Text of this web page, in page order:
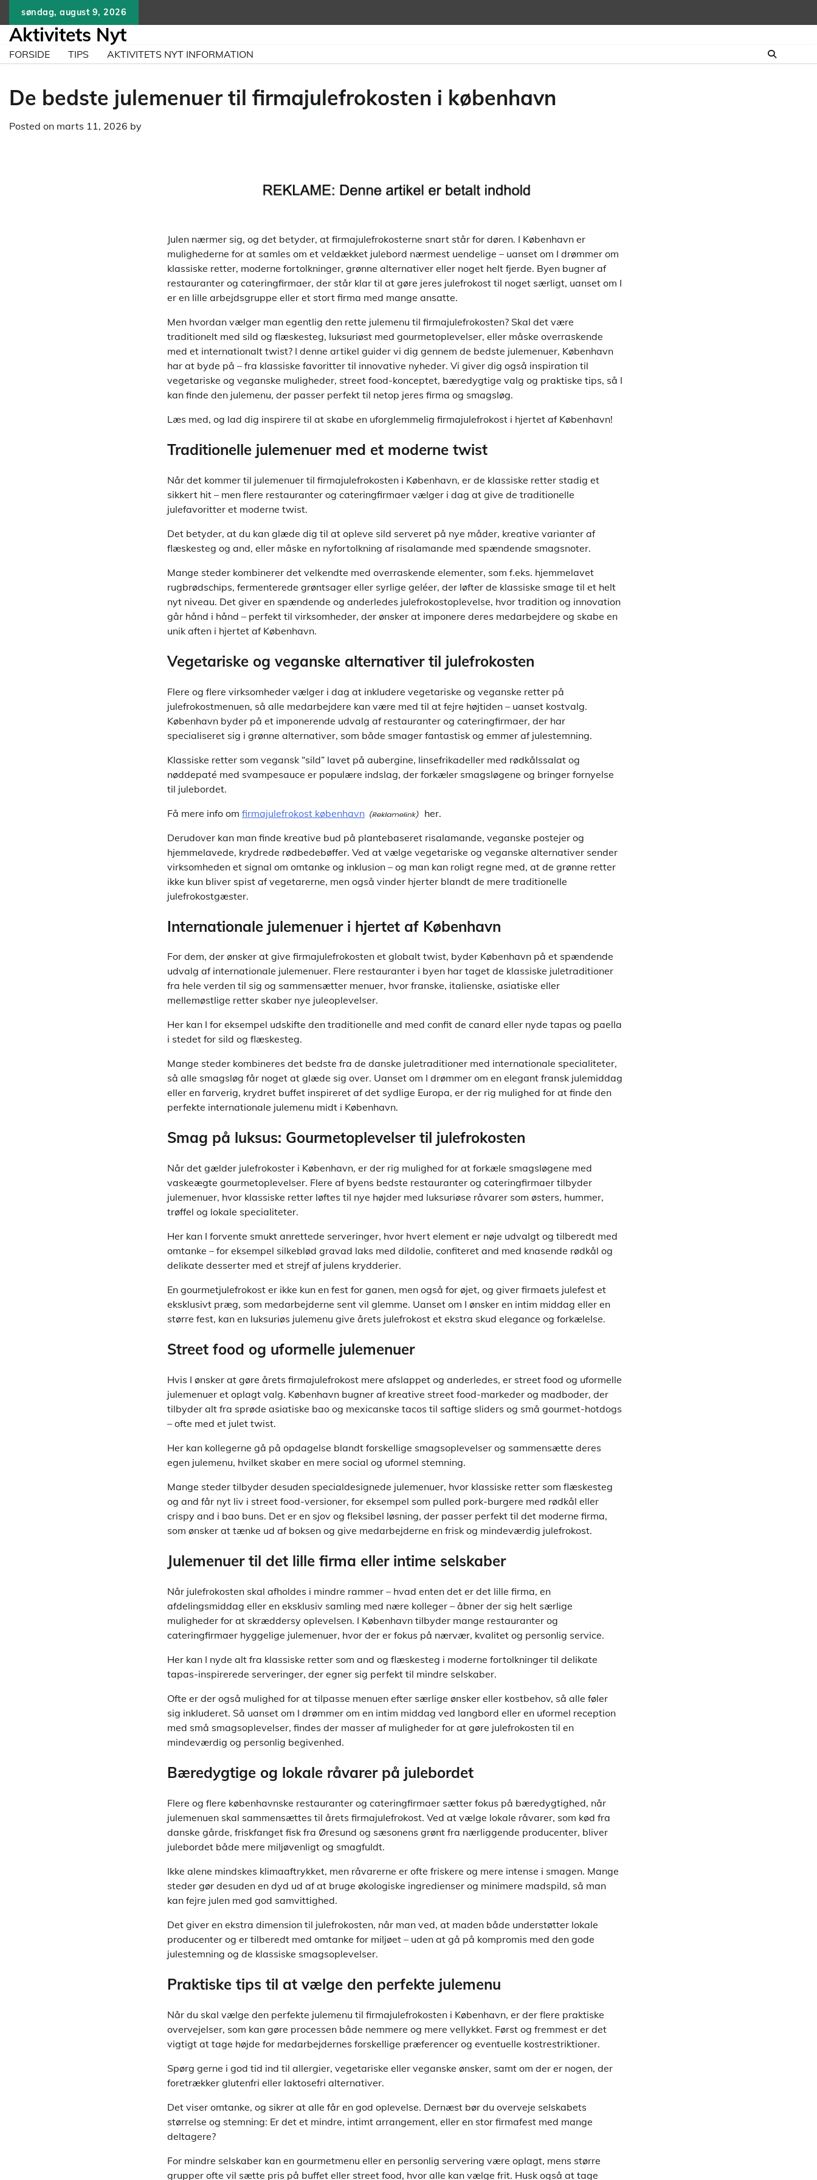
content
søndag, august 9, 2026
Aktivitets Nyt
FORSIDE TIPS AKTIVITETS NYT INFORMATION
De bedste julemenuer til firmajulefrokosten i københavn
Posted on marts 11, 2026 by
Julen nærmer sig, og det betyder, at firmajulefrokosterne snart står for døren. I København er
mulighederne for at samles om et veldækket julebord nærmest uendelige – uanset om I drømmer om
klassiske retter, moderne fortolkninger, grønne alternativer eller noget helt fjerde. Byen bugner af
restauranter og cateringfirmaer, der står klar til at gøre jeres julefrokost til noget særligt, uanset om I
er en lille arbejdsgruppe eller et stort firma med mange ansatte.
Men hvordan vælger man egentlig den rette julemenu til firmajulefrokosten? Skal det være
traditionelt med sild og flæskesteg, luksuriøst med gourmetoplevelser, eller måske overraskende
med et internationalt twist? I denne artikel guider vi dig gennem de bedste julemenuer, København
har at byde på – fra klassiske favoritter til innovative nyheder. Vi giver dig også inspiration til
vegetariske og veganske muligheder, street food-konceptet, bæredygtige valg og praktiske tips, så I
kan finde den julemenu, der passer perfekt til netop jeres firma og smagsløg.
Læs med, og lad dig inspirere til at skabe en uforglemmelig firmajulefrokost i hjertet af København!
Traditionelle julemenuer med et moderne twist
Når det kommer til julemenuer til firmajulefrokosten i København, er de klassiske retter stadig et
sikkert hit – men flere restauranter og cateringfirmaer vælger i dag at give de traditionelle
julefavoritter et moderne twist.
Det betyder, at du kan glæde dig til at opleve sild serveret på nye måder, kreative varianter af
flæskesteg og and, eller måske en nyfortolkning af risalamande med spændende smagsnoter.
Mange steder kombinerer det velkendte med overraskende elementer, som f.eks. hjemmelavet
rugbrødschips, fermenterede grøntsager eller syrlige geléer, der løfter de klassiske smage til et helt
nyt niveau. Det giver en spændende og anderledes julefrokostoplevelse, hvor tradition og innovation
går hånd i hånd – perfekt til virksomheder, der ønsker at imponere deres medarbejdere og skabe en
unik aften i hjertet af København.
Vegetariske og veganske alternativer til julefrokosten
Flere og flere virksomheder vælger i dag at inkludere vegetariske og veganske retter på
julefrokostmenuen, så alle medarbejdere kan være med til at fejre højtiden – uanset kostvalg.
København byder på et imponerende udvalg af restauranter og cateringfirmaer, der har
specialiseret sig i grønne alternativer, som både smager fantastisk og emmer af julestemning.
Klassiske retter som vegansk “sild” lavet på aubergine, linsefrikadeller med rødkålssalat og
nøddepaté med svampesauce er populære indslag, der forkæler smagsløgene og bringer fornyelse
til julebordet.
Få mere info om firmajulefrokost københavn
her.
Derudover kan man finde kreative bud på plantebaseret risalamande, veganske postejer og
hjemmelavede, krydrede rødbedebøffer. Ved at vælge vegetariske og veganske alternativer sender
virksomheden et signal om omtanke og inklusion – og man kan roligt regne med, at de grønne retter
ikke kun bliver spist af vegetarerne, men også vinder hjerter blandt de mere traditionelle
julefrokostgæster.
Internationale julemenuer i hjertet af København
For dem, der ønsker at give firmajulefrokosten et globalt twist, byder København på et spændende
udvalg af internationale julemenuer. Flere restauranter i byen har taget de klassiske juletraditioner
fra hele verden til sig og sammensætter menuer, hvor franske, italienske, asiatiske eller
mellemøstlige retter skaber nye juleoplevelser.
Her kan I for eksempel udskifte den traditionelle and med confit de canard eller nyde tapas og paella
i stedet for sild og flæskesteg.
Mange steder kombineres det bedste fra de danske juletraditioner med internationale specialiteter,
så alle smagsløg får noget at glæde sig over. Uanset om I drømmer om en elegant fransk julemiddag
eller en farverig, krydret buffet inspireret af det sydlige Europa, er der rig mulighed for at finde den
perfekte internationale julemenu midt i København.
Smag på luksus: Gourmetoplevelser til julefrokosten
Når det gælder julefrokoster i København, er der rig mulighed for at forkæle smagsløgene med
vaskeægte gourmetoplevelser. Flere af byens bedste restauranter og cateringfirmaer tilbyder
julemenuer, hvor klassiske retter løftes til nye højder med luksuriøse råvarer som østers, hummer,
trøffel og lokale specialiteter.
Her kan I forvente smukt anrettede serveringer, hvor hvert element er nøje udvalgt og tilberedt med
omtanke – for eksempel silkeblød gravad laks med dildolie, confiteret and med knasende rødkål og
delikate desserter med et strejf af julens krydderier.
En gourmetjulefrokost er ikke kun en fest for ganen, men også for øjet, og giver firmaets julefest et
eksklusivt præg, som medarbejderne sent vil glemme. Uanset om I ønsker en intim middag eller en
større fest, kan en luksuriøs julemenu give årets julefrokost et ekstra skud elegance og forkælelse.
Street food og uformelle julemenuer
Hvis I ønsker at gøre årets firmajulefrokost mere afslappet og anderledes, er street food og uformelle
julemenuer et oplagt valg. København bugner af kreative street food-markeder og madboder, der
tilbyder alt fra sprøde asiatiske bao og mexicanske tacos til saftige sliders og små gourmet-hotdogs
– ofte med et julet twist.
Her kan kollegerne gå på opdagelse blandt forskellige smagsoplevelser og sammensætte deres
egen julemenu, hvilket skaber en mere social og uformel stemning.
Mange steder tilbyder desuden specialdesignede julemenuer, hvor klassiske retter som flæskesteg
og and får nyt liv i street food-versioner, for eksempel som pulled pork-burgere med rødkål eller
crispy and i bao buns. Det er en sjov og fleksibel løsning, der passer perfekt til det moderne firma,
som ønsker at tænke ud af boksen og give medarbejderne en frisk og mindeværdig julefrokost.
Julemenuer til det lille firma eller intime selskaber
Når julefrokosten skal afholdes i mindre rammer – hvad enten det er det lille firma, en
afdelingsmiddag eller en eksklusiv samling med nære kolleger – åbner der sig helt særlige
muligheder for at skræddersy oplevelsen. I København tilbyder mange restauranter og
cateringfirmaer hyggelige julemenuer, hvor der er fokus på nærvær, kvalitet og personlig service.
Her kan I nyde alt fra klassiske retter som and og flæskesteg i moderne fortolkninger til delikate
tapas-inspirerede serveringer, der egner sig perfekt til mindre selskaber.
Ofte er der også mulighed for at tilpasse menuen efter særlige ønsker eller kostbehov, så alle føler
sig inkluderet. Så uanset om I drømmer om en intim middag ved langbord eller en uformel reception
med små smagsoplevelser, findes der masser af muligheder for at gøre julefrokosten til en
mindeværdig og personlig begivenhed.
Bæredygtige og lokale råvarer på julebordet
Flere og flere københavnske restauranter og cateringfirmaer sætter fokus på bæredygtighed, når
julemenuen skal sammensættes til årets firmajulefrokost. Ved at vælge lokale råvarer, som kød fra
danske gårde, friskfanget fisk fra Øresund og sæsonens grønt fra nærliggende producenter, bliver
julebordet både mere miljøvenligt og smagfuldt.
Ikke alene mindskes klimaaftrykket, men råvarerne er ofte friskere og mere intense i smagen. Mange
steder gør desuden en dyd ud af at bruge økologiske ingredienser og minimere madspild, så man
kan fejre julen med god samvittighed.
Det giver en ekstra dimension til julefrokosten, når man ved, at maden både understøtter lokale
producenter og er tilberedt med omtanke for miljøet – uden at gå på kompromis med den gode
julestemning og de klassiske smagsoplevelser.
Praktiske tips til at vælge den perfekte julemenu
Når du skal vælge den perfekte julemenu til firmajulefrokosten i København, er der flere praktiske
overvejelser, som kan gøre processen både nemmere og mere vellykket. Først og fremmest er det
vigtigt at tage højde for medarbejdernes forskellige præferencer og eventuelle kostrestriktioner.
Spørg gerne i god tid ind til allergier, vegetariske eller veganske ønsker, samt om der er nogen, der
foretrækker glutenfri eller laktosefri alternativer.
Det viser omtanke, og sikrer at alle får en god oplevelse. Dernæst bør du overveje selskabets
størrelse og stemning: Er det et mindre, intimt arrangement, eller en stor firmafest med mange
deltagere?
For mindre selskaber kan en gourmetmenu eller en personlig servering være oplagt, mens større
grupper ofte vil sætte pris på buffet eller street food, hvor alle kan vælge frit. Husk også at tage